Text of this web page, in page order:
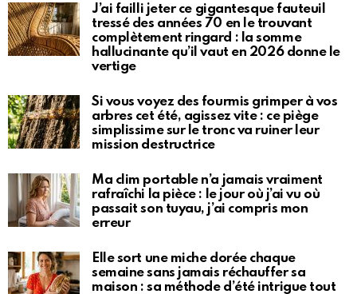
J’ai failli jeter ce gigantesque fauteuil
tressé des années 70 en le trouvant
complètement ringard : la somme
hallucinante qu’il vaut en 2026 donne le
vertige
Si vous voyez des fourmis grimper à vos
arbres cet été, agissez vite : ce piège
simplissime sur le tronc va ruiner leur
mission destructrice
Ma clim portable n’a jamais vraiment
rafraîchi la pièce : le jour où j’ai vu où
passait son tuyau, j’ai compris mon
erreur
Elle sort une miche dorée chaque
semaine sans jamais réchauffer sa
maison : sa méthode d’été intrigue tout